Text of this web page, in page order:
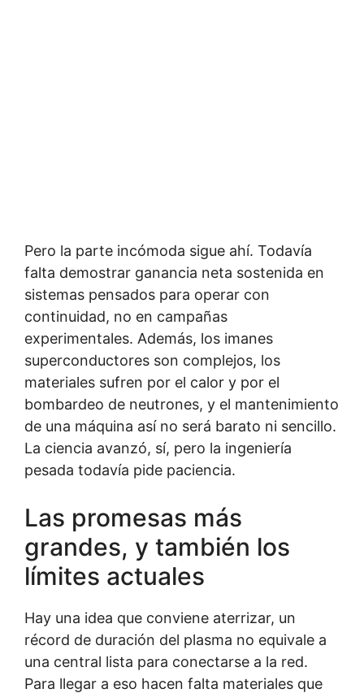
Pero la parte incómoda sigue ahí. Todavía
falta demostrar ganancia neta sostenida en
sistemas pensados para operar con
continuidad, no en campañas
experimentales. Además, los imanes
superconductores son complejos, los
materiales sufren por el calor y por el
bombardeo de neutrones, y el mantenimiento
de una máquina así no será barato ni sencillo.
La ciencia avanzó, sí, pero la ingeniería
pesada todavía pide paciencia.
Las promesas más
grandes, y también los
límites actuales
Hay una idea que conviene aterrizar, un
récord de duración del plasma no equivale a
una central lista para conectarse a la red.
Para llegar a eso hacen falta materiales que